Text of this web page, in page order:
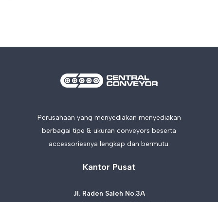
Perusahaan yang menyediakan menyediakan
berbagai tipe & ukuran conveyors beserta
accessoriesnya lengkap dan bermutu.
Kantor Pusat
Jl. Raden Saleh No.3A